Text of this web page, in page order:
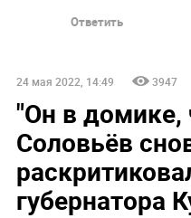
Ответить
24 мая 2022, 14:49 3947
"Он в домике,
Соловьёв
губернатора